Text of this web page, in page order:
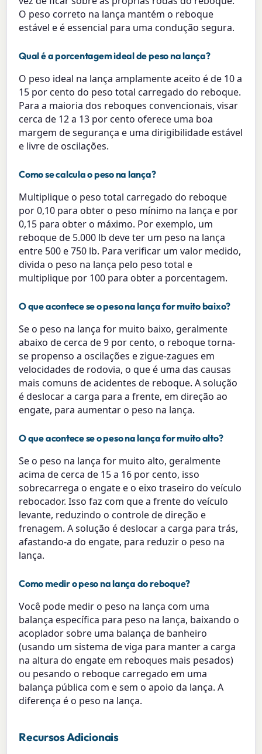
O peso correto na lança mantém o reboque
estável e é essencial para uma condução segura.
Qual é a porcentagem ideal de peso na lança?
O peso ideal na lança amplamente aceito é de 10 a
15 por cento do peso total carregado do reboque.
Para a maioria dos reboques convencionais, visar
cerca de 12 a 13 por cento oferece uma boa
margem de segurança e uma dirigibilidade estável
e livre de oscilações.
Como se calcula o peso na lança?
Multiplique o peso total carregado do reboque
por 0,10 para obter o peso mínimo na lança e por
0,15 para obter o máximo. Por exemplo, um
reboque de 5.000 lb deve ter um peso na lança
entre 500 e 750 lb. Para verificar um valor medido,
divida o peso na lança pelo peso total e
multiplique por 100 para obter a porcentagem.
O que acontece se o peso na lança for muito baixo?
Se o peso na lança for muito baixo, geralmente
abaixo de cerca de 9 por cento, o reboque torna-
se propenso a oscilações e zigue-zagues em
velocidades de rodovia, o que é uma das causas
mais comuns de acidentes de reboque. A solução
é deslocar a carga para a frente, em direção ao
engate, para aumentar o peso na lança.
O que acontece se o peso na lança for muito alto?
Se o peso na lança for muito alto, geralmente
acima de cerca de 15 a 16 por cento, isso
sobrecarrega o engate e o eixo traseiro do veículo
rebocador. Isso faz com que a frente do veículo
levante, reduzindo o controle de direção e
frenagem. A solução é deslocar a carga para trás,
afastando-a do engate, para reduzir o peso na
lança.
Como medir o peso na lança do reboque?
Você pode medir o peso na lança com uma
balança específica para peso na lança, baixando o
acoplador sobre uma balança de banheiro
(usando um sistema de viga para manter a carga
na altura do engate em reboques mais pesados)
ou pesando o reboque carregado em uma
balança pública com e sem o apoio da lança. A
diferença é o peso na lança.
Recursos Adicionais